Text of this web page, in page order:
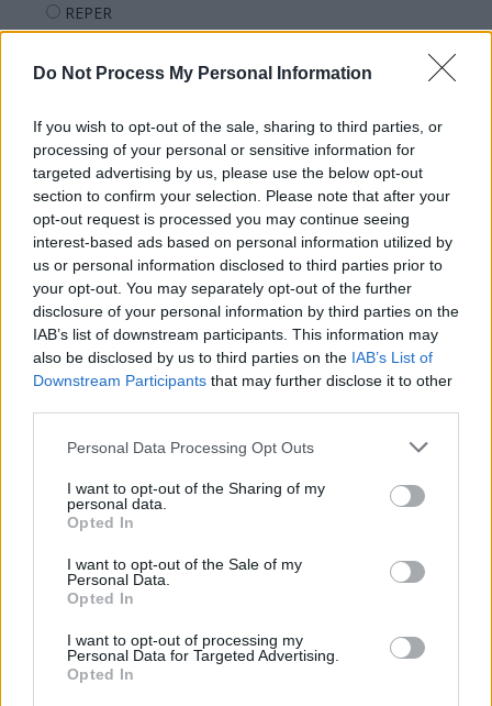
Do Not Process My Personal Information
If you wish to opt-out of the sale, sharing to third parties, or
processing of your personal or sensitive information for
targeted advertising by us, please use the below opt-out
section to confirm your selection. Please note that after your
opt-out request is processed you may continue seeing
interest-based ads based on personal information utilized by
us or personal information disclosed to third parties prior to
your opt-out. You may separately opt-out of the further
disclosure of your personal information by third parties on the
IAB’s list of downstream participants. This information may
also be disclosed by us to third parties on the IAB’s List of
Downstream Participants that may further disclose it to other
Personal Data Processing Opt Outs
I want to opt-out of the Sharing of my
personal data.
Opted In
I want to opt-out of the Sale of my
Personal Data.
Opted In
I want to opt-out of processing my
Personal Data for Targeted Advertising.
Opted In
REPER
SOS (Șoșoacă)
PACE (Peia)
Acțiunea Conservatoare (Târziu)
PDF (Lazarus)
PUSL (D. Voiculescu)
PNȚCD (Pavelescu)
PNCR (Terheș)
Partidul Patrioților (Surugiu)
FAR (Coarnă)
România pe Primul Loc (Ponta)
Altul
Arhiva sondajelor